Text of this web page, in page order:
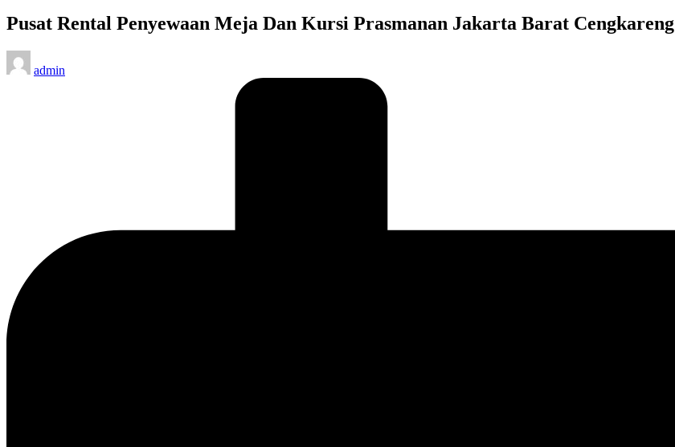
Pusat Rental Penyewaan Meja Dan Kursi Prasmanan Jakarta Barat Cengkareng
Posted
by
admin